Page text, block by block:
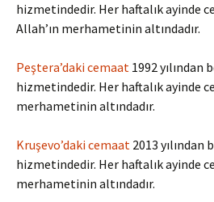
hizmetindedir. Her haftalık ayinde
Allah’ın merhametinin altındadır.
Peştera’daki cemaat 1992 yılından
hizmetindedir. Her haftalık ayinde
merhametinin altındadır.
Kruşevo’daki cemaat 2013 yılından
hizmetindedir. Her haftalık ayinde
merhametinin altındadır.